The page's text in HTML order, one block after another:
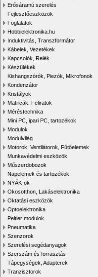
Erősáramú szerelés
Fejlesztőeszközök
Foglalatok
Hobbielektronika.hu
Induktivitás, Transzformátor
Kábelek, Vezetékek
Kapcsolók, Relék
Készülékek
Kishangszórók, Piezók, Mikrofonok
Kondenzátor
Kristályok
Matricák, Feliratok
Méréstechnika
Mini PC, ipari PC, tartozékok
Modulok
Modulvilág
Motorok, Ventilátorok, Fűtőelemek
Munkavédelmi eszközök
Műszerdobozok
Napelemek és tartozékok
NYÁK-ok
Okosotthon, Lakáselektronika
Oktatási eszközök
Optoelektronika
Peltier modulok
Pneumatika
Szenzorok
Szerelési segédanyagok
Szerszám és forrasztás
Tápegységek, Adapterek
Tranzisztorok